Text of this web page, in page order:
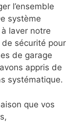
l’ensemble
système
laver notre
sécurité pour
de garage
appris de
systématique.
que vos